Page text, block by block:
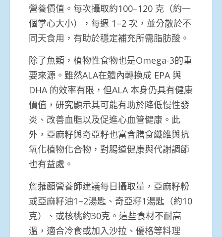
營養價值。每次攝取約100–120 克（約一
個掌心大小），每週 1–2 次，並分散於不
同天食用，有助於穩定補充所需脂肪酸。
除了魚類，植物性食物也是Omega-3的重
要來源。雖然ALA在體內轉換成 EPA 與
DHA 的效率有限，但ALA 本身仍具有健康
價值，研究顯示其可能有助於降低慢性發
炎、改善血脂以及促進心血管健康。此
外，亞麻籽與奇亞籽也富含膳食纖維與抗
氧化植物化合物，對腸道健康與代謝調節
也有益處。
詹蕥顄營養師建議每日攝取量，亞麻籽粉
或亞麻籽油1–2湯匙、奇亞籽1湯匙（約10
克）、或核桃約30克。這些食材不耐高
溫，適合冷食或加入沙拉、優格等料理